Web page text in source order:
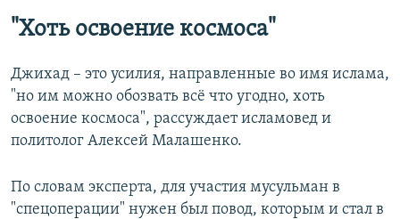
"Хоть освоение космоса"
Джихад – это усилия, направленные во имя ислама,
"но им можно обозвать всё что угодно, хоть
освоение космоса", рассуждает исламовед и
политолог Алексей Малашенко.
По словам эксперта, для участия мусульман в
"спецоперации" нужен был повод, которым и стал в